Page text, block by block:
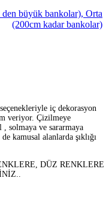
büyük bankolar), Orta
(200cm kadar bankolar)
iç dekorasyon
veriyor. Çizilmeye
solmaya ve sararmaya
kamusal alanlarda şıklığı
DÜZ RENKLERE